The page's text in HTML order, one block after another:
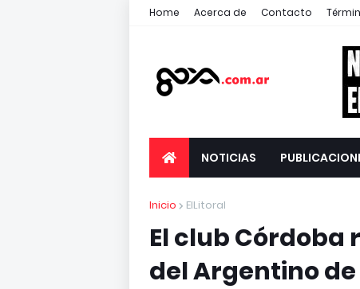
Home Acerca de Contacto
NOTICIAS
Inicio ElLitoral
El club Córdoba
del Argentino